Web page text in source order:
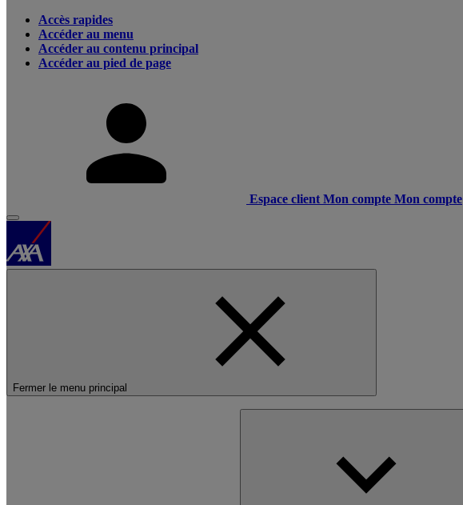
Accès rapides
Accéder au menu
Accéder au contenu principal
Accéder au pied de page
Espace client Mon compte Mon compte
Fermer le menu principal